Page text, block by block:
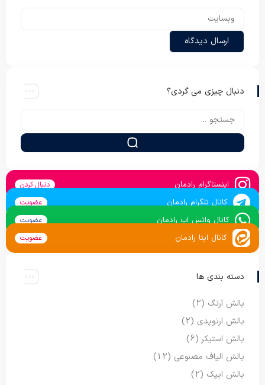
دنبال چیزی می گردی؟
اینستاگرام رادمان دنبال کردن
کانال تلگرام رادمان عضویت
کانال واتس اپ رادمان عضویت
کانال ایتا رادمان عضویت
دسته بندی ها
بالش آرنگ (2)
بالش ارتوپدی (2)
بالش استیکر (6)
بالش الیاف مصنوعی (12)
بالش ایپک (2)